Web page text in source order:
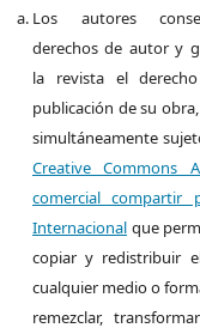
Los autores
derechos de autor y
la revista el
publicación de su
simultáneamente
Creative Commons
comercial compartir
Internacional que
copiar y redistribuir
cualquier medio o
remezclar,